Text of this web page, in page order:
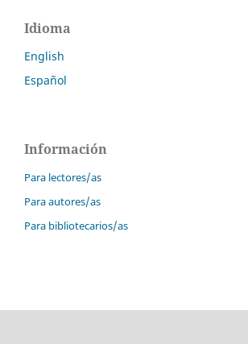
Idioma
English
Español
Información
Para lectores/as
Para autores/as
Para bibliotecarios/as